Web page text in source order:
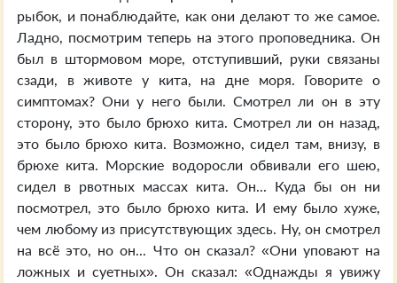
рыбок, и понаблюдайте, как они делают то же самое.
Ладно, посмотрим теперь на этого проповедника. Он
был в штормовом море, отступивший, руки связаны
сзади, в животе у кита, на дне моря. Говорите о
симптомах? Они у него были. Смотрел ли он в эту
сторону, это было брюхо кита. Смотрел ли он назад,
это было брюхо кита. Возможно, сидел там, внизу, в
брюхе кита. Морские водоросли обвивали его шею,
сидел в рвотных массах кита. Он... Куда бы он ни
посмотрел, это было брюхо кита. И ему было хуже,
чем любому из присутствующих здесь. Ну, он смотрел
на всё это, но он... Что он сказал? «Они уповают на
ложных и суетных». Он сказал: «Однажды я увижу